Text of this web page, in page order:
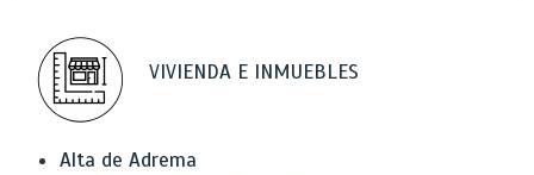
VIVIENDA E INMUEBLES
Alta de Adrema